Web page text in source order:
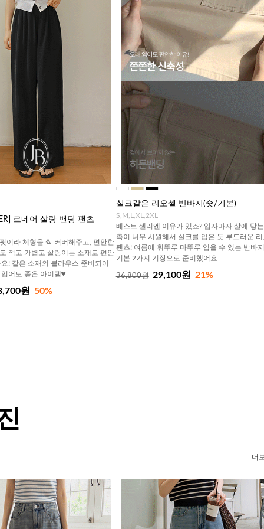
르네어 살랑 밴딩 팬츠
이라 체형을 싹 커버해주고, 편안한
적고 가볍고 살랑이는 소재로 편안
! 같은 소재의 블라우스 준비되어
어도 좋은 아이템♥
원 50%
실크같은 리오셀 반바지(숏/기본)
S,M,L,XL,2XL
베스트 셀러엔 이유가 있죠? 입자마자 살에 닿
촉이 너무 시원해서 실크를 입은 듯 부드러운 리
팬츠! 여름에 휘뚜루 마뚜루 입을 수 있는 반바
기본 2가지 기장으로 준비했어요
36,800원 29,100원 21%
더